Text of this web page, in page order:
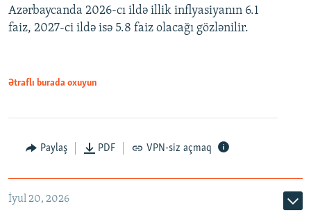
Auto
360p
480p
Azərbaycanda 2026-cı ildə illik inflyasiyanın 6.1
faiz, 2027-ci ildə isə 5.8 faiz olacağı gözlənilir.
Ətraflı burada oxuyun
Paylaş PDF VPN-siz açmaq
İyul 20, 2026